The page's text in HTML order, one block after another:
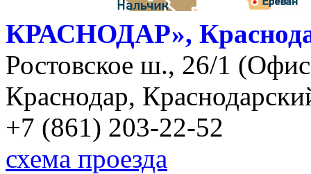
КРАСНОДАР»,
Ростовское ш., 26/1
Краснодар,
+7 (861) 203-22-52
схема проезда